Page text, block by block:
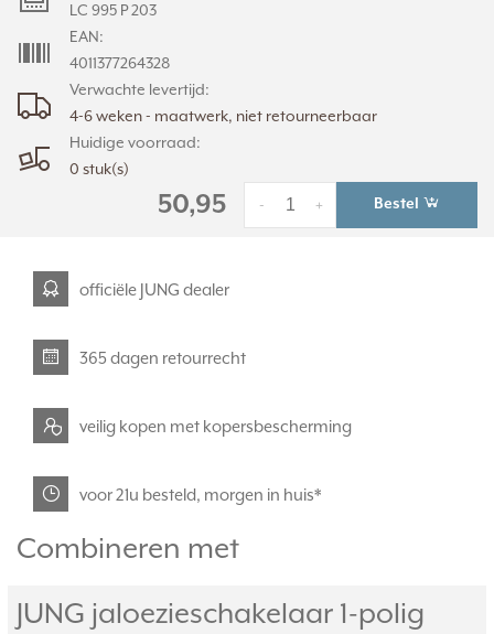
Verwachte levertijd:
4-6 weken - maatwerk, niet retourneerbaar
Huidige voorraad:
0 stuk(s)
LC 995 P 203
EAN:
4011377264328
50,95 +
- Bestel
officiële JUNG dealer
365 dagen retourrecht
veilig kopen met kopersbescherming
voor 21u besteld, morgen in huis*
Combineren met
JUNG jaloezieschakelaar 1-polig